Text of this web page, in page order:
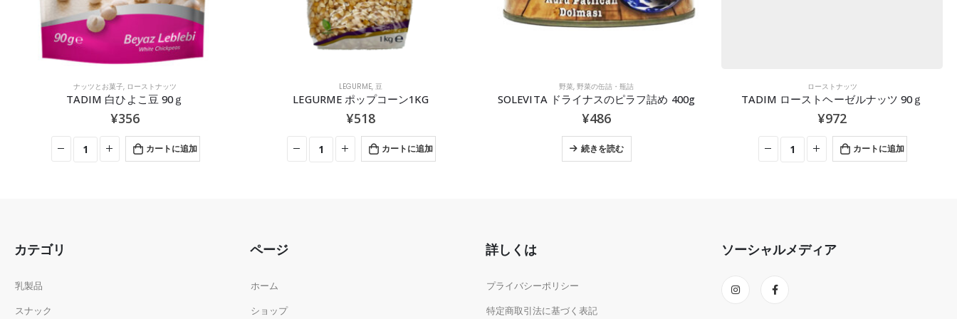
ナッツとお菓子, ローストナッツ
TADIM 白ひよこ豆 90ｇ
¥356
カートに追加
LEGURME, 豆
LEGURME ポップコーン1KG
¥518
カートに追加
野菜, 野菜の缶詰・瓶詰
SOLEVITA ドライナスのピラフ詰め 400g
¥486
続きを読む
ローストナッツ
TADIM ローストヘーゼルナッツ 90ｇ
¥972
カートに追加
カテゴリ
乳製品
スナック
ページ
ホーム
ショップ
詳しくは
プライバシーポリシー
特定商取引法に基づく表記
ソーシャルメディア